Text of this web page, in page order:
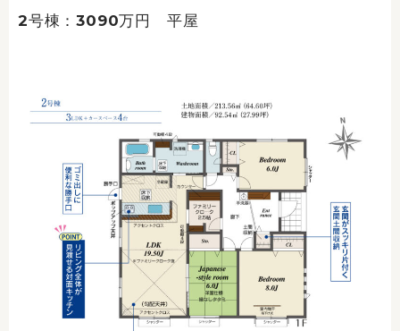
2号棟：3090万円 平屋